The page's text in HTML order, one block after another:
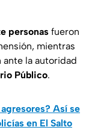
personas fueron
mientras
la autoridad
Público.
Así se
en El Salto